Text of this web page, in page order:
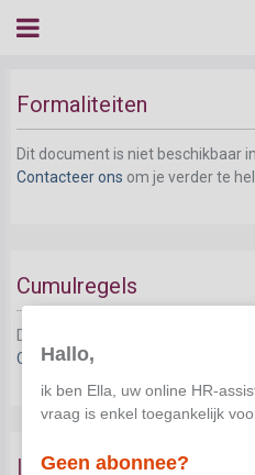
Formaliteiten
Dit document is niet beschikbaar
Contacteer ons om je verder te
Cumulregels
Dit document is niet beschikbaar
Contacteer ons
Impulsion 55 jaar+
Hallo,
ik ben Ella, uw online HR-
vraag is enkel toegankelijk
Geen abonnee?